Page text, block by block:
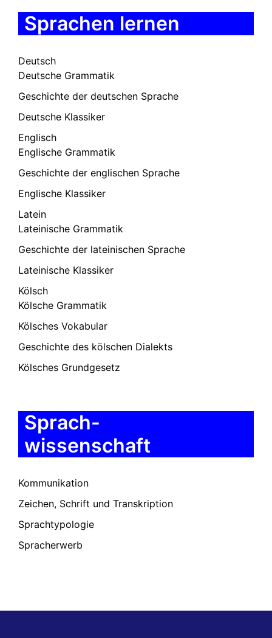
Sprachen lernen
Deutsch
Deutsche Grammatik
Geschichte der deutschen Sprache
Deutsche Klassiker
Englisch
Englische Grammatik
Geschichte der englischen Sprache
Englische Klassiker
Latein
Lateinische Grammatik
Geschichte der lateinischen Sprache
Lateinische Klassiker
Kölsch
Kölsche Grammatik
Kölsches Vokabular
Geschichte des kölschen Dialekts
Kölsches Grundgesetz
Sprach-
wissenschaft
Kommunikation
Zeichen, Schrift und Transkription
Sprachtypologie
Spracherwerb